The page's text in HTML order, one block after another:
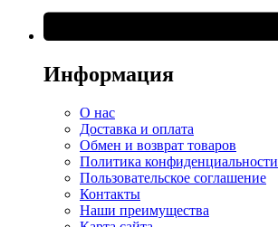
Информация
О нас
Доставка и оплата
Обмен и возврат товаров
Политика конфиденциальности
Пользовательское соглашение
Контакты
Наши преимущества